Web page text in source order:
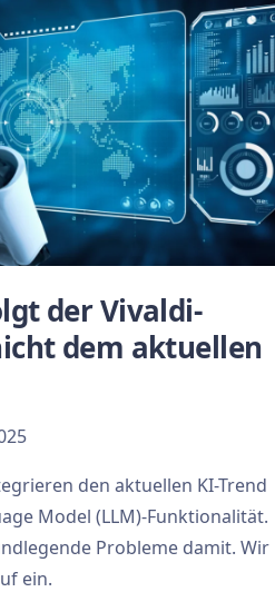
der Vivaldi-
dem aktuellen
den aktuellen KI-Trend
Model (LLM)-Funktionalität.
Probleme damit. Wir
ein.